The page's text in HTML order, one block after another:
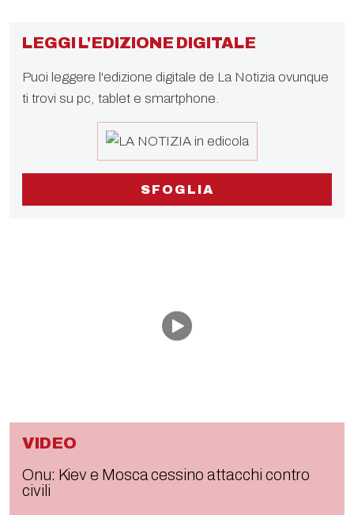
LEGGI L'EDIZIONE DIGITALE
Puoi leggere l'edizione digitale de La Notizia ovunque
ti trovi su pc, tablet e smartphone.
SFOGLIA
VIDEO
Onu: Kiev e Mosca cessino attacchi contro
civili